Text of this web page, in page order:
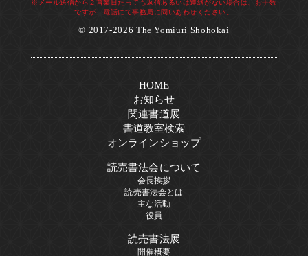
※メール送信から２営業日たっても返信あるいは連絡がない場合は、お手数
ですが、電話にて事務局に問いあわせください。
© 2017-2026 The Yomiuri Shohokai
HOME
お知らせ
関連書道展
書道教室検索
オンラインショップ
読売書法会について
会長挨拶
読売書法会とは
主な活動
役員
読売書法展
開催概要